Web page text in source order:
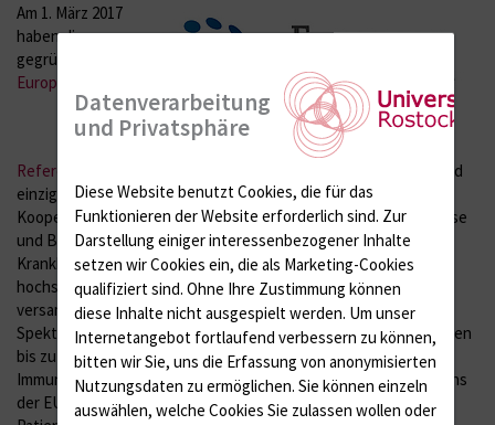
Am 1. März 2017
haben die neu
gegründeten
Europäischen
Referenznetzwerke
(ERNs) ihre Arbeit aufgenommen. ERNs sind
einzigartige und innovative grenzüberschreitende
Kooperationsplattformen zwischen Spezialisten für die Diagnose
und Behandlung seltener oder wenig verbreiteter komplexer
Krankheiten. 24 thematische ERNs, die mehr als 900
hochspezialisierte Gesundheitseinrichtungen aus 26 Ländern
versammeln, haben ihre Zusammenarbeit zu einem breiten
Spektrum von Themen aufgenommen, von Knochenerkrankungen
bis zu hämatologischen Erkrankungen, von Kinderkrebs bis zu
Immundefekten. Die Zusammenführung des besten Fachwissens
der EU in diesem Umfang sollte jedes Jahr Tausenden von
Datenverarbeitung
und Privatsphäre
Diese Website benutzt Cookies, die für das
Funktionieren der Website erforderlich sind. Zur
Darstellung einiger interessenbezogener Inhalte
setzen wir Cookies ein, die als Marketing-Cookies
qualifiziert sind. Ohne Ihre Zustimmung können
diese Inhalte nicht ausgespielt werden. Um unser
Internetangebot fortlaufend verbessern zu können,
bitten wir Sie, uns die Erfassung von anonymisierten
Nutzungsdaten zu ermöglichen. Sie können einzeln
auswählen, welche Cookies Sie zulassen wollen oder